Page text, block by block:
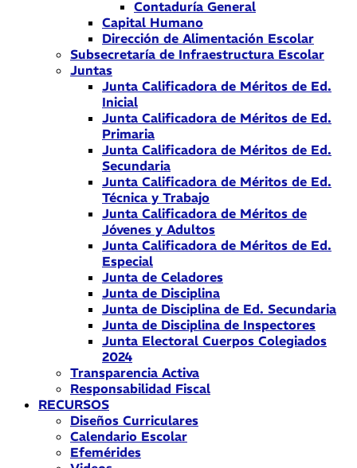
Contaduría General
Capital Humano
Dirección de Alimentación Escolar
Subsecretaría de Infraestructura Escolar
Juntas
Junta Calificadora de Méritos de Ed.
Inicial
Junta Calificadora de Méritos de Ed.
Primaria
Junta Calificadora de Méritos de Ed.
Secundaria
Junta Calificadora de Méritos de Ed.
Técnica y Trabajo
Junta Calificadora de Méritos de
Jóvenes y Adultos
Junta Calificadora de Méritos de Ed.
Especial
Junta de Celadores
Junta de Disciplina
Junta de Disciplina de Ed. Secundaria
Junta de Disciplina de Inspectores
Junta Electoral Cuerpos Colegiados
2024
Transparencia Activa
Responsabilidad Fiscal
RECURSOS
Diseños Curriculares
Calendario Escolar
Efemérides